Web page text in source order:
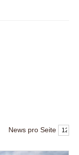
News pro Seite